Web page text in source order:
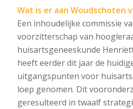
Wat is er aan Woudschoten
Een inhoudelijke commissie
voorzitterschap van
huisartsgeneeskunde
heeft eerder dit jaar de
uitgangspunten voor
loep genomen. Dit
geresulteerd in twaalf